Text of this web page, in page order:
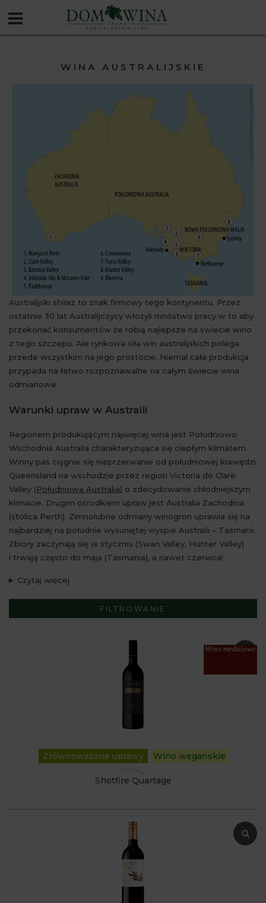
WINA AUSTRALIJSKIE
Australijski shiraz to znak firmowy tego kontynentu. Przez
ostatnie 30 lat Australijczycy włożyli mnóstwo pracy w to aby
przekonać konsumentów że robią najlepsze na świecie wino
z tego szczepu. Ale rynkowa siła win australijskich polega
przede wszystkim na jego prostocie. Niemal cała produkcja
przypada na łatwo rozpoznawalne na całym świecie wina
odmianowe
Warunki upraw w Australii
Regionem produkującym najwięcej wina jest Południowo
Wschodnia Australia charakteryzująca się ciepłym klimatem.
Winny pas ciągnie się nieprzerwanie od południowej krawędzi
Queensland na wschodzie przez region Victoria do Clare
Valley (Południowa Australia) o zdecydowanie chłodniejszym
klimacie. Drugim ośrodkiem upraw jest Australia Zachodnia
(stolica Perth). Zimnolubne odmiany winogron uprawia się na
najbardziej na południe wysuniętej wyspie Australii – Tasmanii.
Zbiory zaczynają się w styczniu (Swan Valley, Hunter Valley)
i trwają często do maja (Tasmania), a nawet czerwca!
Czytaj więcej
FILTROWANIE
Wino medalowe
Zrównoważone uprawy Wino wegańskie
Shotfire Quartage